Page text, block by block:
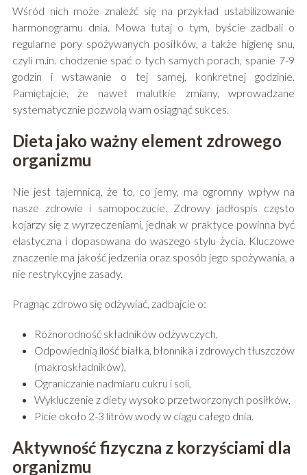
Wśród nich może znaleźć się na przykład ustabilizowanie
harmonogramu dnia. Mowa tutaj o tym, byście zadbali o
regularne pory spożywanych posiłków, a także higienę snu,
czyli m.in. chodzenie spać o tych samych porach, spanie 7-9
godzin i wstawanie o tej samej, konkretnej godzinie.
Pamiętajcie, że nawet malutkie zmiany, wprowadzane
systematycznie pozwolą wam osiągnąć sukces.
Dieta jako ważny element zdrowego
organizmu
Nie jest tajemnicą, że to, co jemy, ma ogromny wpływ na
nasze zdrowie i samopoczucie. Zdrowy jadłospis często
kojarzy się z wyrzeczeniami, jednak w praktyce powinna być
elastyczna i dopasowana do waszego stylu życia. Kluczowe
znaczenie ma jakość jedzenia oraz sposób jego spożywania, a
nie restrykcyjne zasady.
Pragnąc zdrowo się odżywiać, zadbajcie o:
Różnorodność składników odżywczych,
Odpowiednią ilość białka, błonnika i zdrowych tłuszczów
(makroskładników),
Ograniczanie nadmiaru cukru i soli,
Wykluczenie z diety wysoko przetworzonych posiłków,
Picie około 2-3 litrów wody w ciągu całego dnia.
Aktywność fizyczna z korzyściami dla
organizmu